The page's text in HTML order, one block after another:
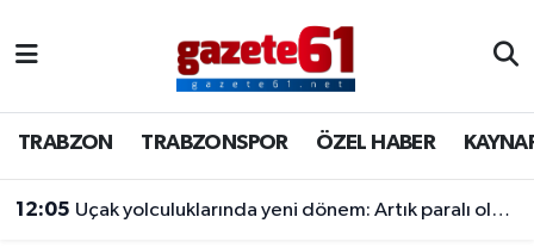
TRABZON TRABZONSPOR ÖZEL HABER
12:05 Uçak yolculuklarında yeni dönem: Artık paralı olacak
TRABZONSPOR
ÖZEL HABER
Trabzon Nöbetçi Eczaneler
Trabzon Hava Durumu
Trabzon Namaz Vakitleri